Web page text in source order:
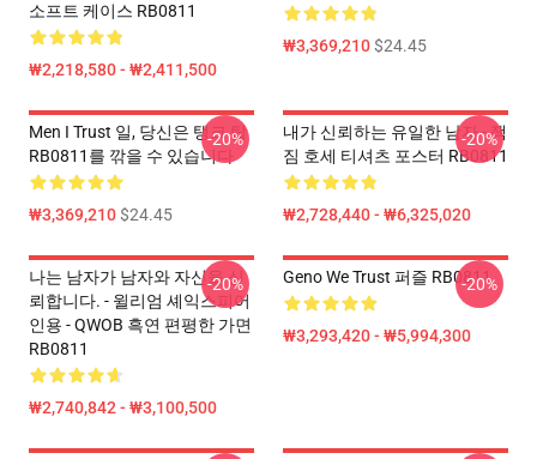
소프트 케이스 RB0811
₩2,218,580 - ₩2,411,500
₩3,369,210$24.45
Men I Trust 일, 당신은 탱크 탑
RB0811를 깎을 수 있습니다
₩3,369,210$24.45
-20%
내가 신뢰하는 유일한 남자 - 잭
짐 호세 티셔츠 포스터 RB0811
₩2,728,440 - ₩6,325,020
-20%
나는 남자가 남자와 자신을 신
뢰합니다. - 윌리엄 셰익스피어
인용 - QWOB 흑연 편평한 가면
RB0811
₩2,740,842 - ₩3,100,500
-20% Geno We Trust 퍼즐 RB0811
₩3,293,420 - ₩5,994,300
-20%